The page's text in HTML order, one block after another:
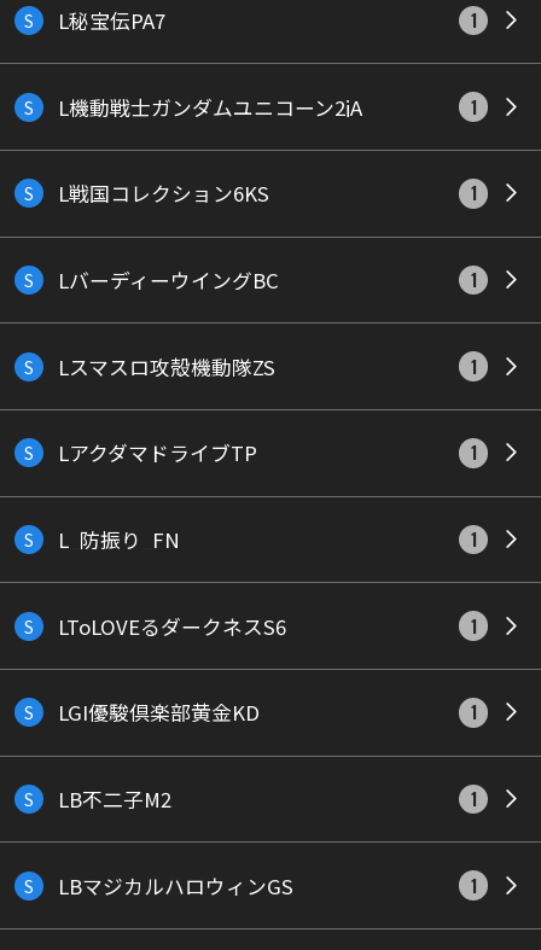
S L秘宝伝PA7 1
S L機動戦士ガンダムユニコーン2jA 1
S L戦国コレクション6KS 1
S LバーディーウイングBC 1
S Lスマスロ攻殻機動隊ZS 1
S LアクダマドライブTP 1
S L_防振り_FN 1
S LToLOVEるダークネスS6 1
S LGI優駿倶楽部黄金KD 1
S LB不二子M2 1
S LBマジカルハロウィンGS 1